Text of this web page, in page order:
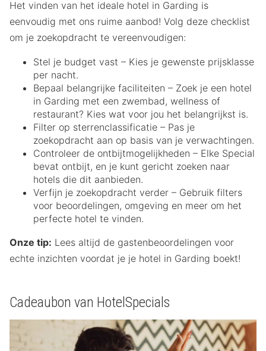
Het vinden van het ideale hotel in Garding is
eenvoudig met ons ruime aanbod! Volg deze checklist
om je zoekopdracht te vereenvoudigen:
Stel je budget vast – Kies je gewenste prijsklasse
per nacht.
Bepaal belangrijke faciliteiten – Zoek je een hotel
in Garding met een zwembad, wellness of
restaurant? Kies wat voor jou het belangrijkst is.
Filter op sterrenclassificatie – Pas je
zoekopdracht aan op basis van je verwachtingen.
Controleer de ontbijtmogelijkheden – Elke Special
bevat ontbijt, en je kunt gericht zoeken naar
hotels die dit aanbieden.
Verfijn je zoekopdracht verder – Gebruik filters
voor beoordelingen, omgeving en meer om het
perfecte hotel te vinden.
Onze tip: Lees altijd de gastenbeoordelingen voor
echte inzichten voordat je je hotel in Garding boekt!
Cadeaubon van HotelSpecials